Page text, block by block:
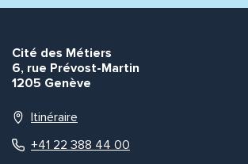
Cité des Métiers
6, rue Prévost-Martin
1205 Genève
Itinéraire
+41 22 388 44 00
Envoyer
Envoyer